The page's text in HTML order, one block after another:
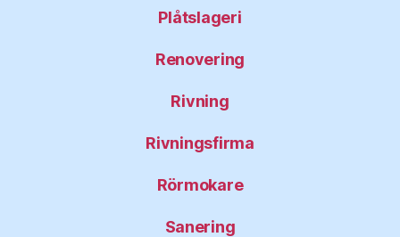
Plåtslageri
Renovering
Rivning
Rivningsfirma
Rörmokare
Sanering